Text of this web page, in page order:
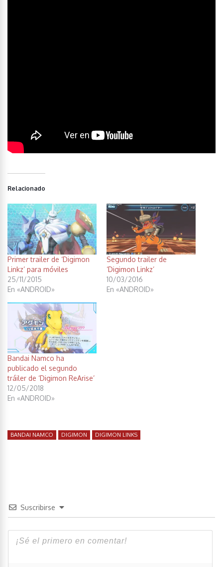
Relacionado
Primer trailer de ‘Digimon
Linkz’ para móviles
25/11/2015
En «ANDROID»
Segundo trailer de
‘Digimon Linkz’
10/03/2016
En «ANDROID»
Bandai Namco ha
publicado el segundo
tráiler de ‘Digimon ReArise’
12/05/2018
En «ANDROID»
BANDAI NAMCO DIGIMON DIGIMON LINKS
Suscribirse